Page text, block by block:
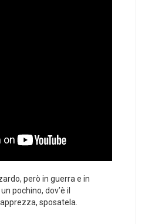
però in guerra e in
pochino, dov’è il
sposatela.